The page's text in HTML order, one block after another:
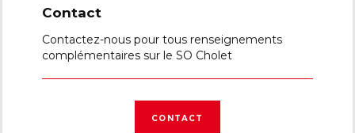
Contact
Contactez-nous pour tous renseignements
complémentaires sur le SO Cholet
CONTACT